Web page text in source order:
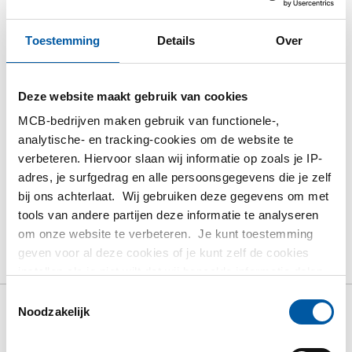
Toestemming Details Over
Deze website maakt gebruik van cookies
MCB-bedrijven maken gebruik van functionele-,
analytische- en tracking-cookies om de website te
verbeteren. Hiervoor slaan wij informatie op zoals je IP-
adres, je surfgedrag en alle persoonsgegevens die je zelf
bij ons achterlaat. Wij gebruiken deze gegevens om met
tools van andere partijen deze informatie te analyseren
om onze website te verbeteren. Je kunt toestemming
geven voor al deze cookies of je kunt zelf de cookies
partijen waarmee wij samenwerken vind je in ons
Noodzakelijk
Gelieve in te loggen om te bestellen
Bestel met uw eigen artikelnummers
Calculeren met actuele MCB-prijzen
Volg uw order via Track&Trace
Product Product omschrijving Bruto prijslijst
Bruto prijslijst: Naadloze gefosf